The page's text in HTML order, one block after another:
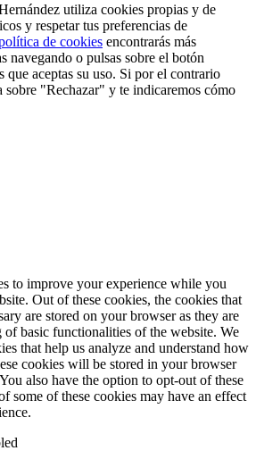
utiliza cookies propias y de
y respetar tus preferencias de
de cookies encontrarás más
navegando o pulsas sobre el botón
aceptas su uso. Si por el contrario
sobre "Rechazar" y te indicaremos cómo
to improve your experience while you
Out of these cookies, the cookies that
are stored on your browser as they are
basic functionalities of the website. We
that help us analyze and understand how
cookies will be stored in your browser
also have the option to opt-out of these
some of these cookies may have an effect